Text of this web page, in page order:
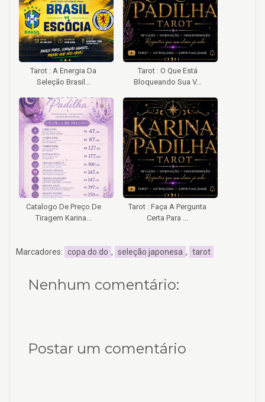
Tarot : A Energia Da
Seleção Brasil...
Tarot : O Que Está
Bloqueando Sua V...
Catalogo De Preço De
Tiragem Karina...
Tarot : Faça A Pergunta
Certa Para ...
Marcadores: copa do do , seleção japonesa , tarot
Nenhum comentário:
Postar um comentário